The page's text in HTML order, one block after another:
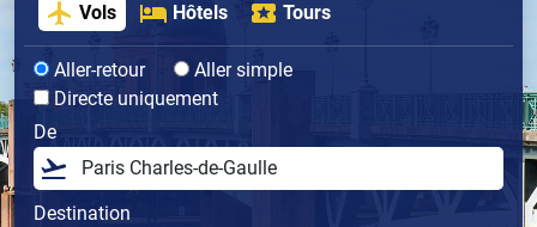
Vols Hôtels Tours
Aller-retour
Aller simple
Directe uniquement
De
Destination